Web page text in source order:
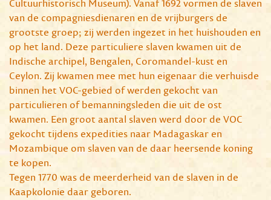
Cultuurhistorisch Museum). Vanaf 1692 vormen de slaven
van de compagniesdienaren en de vrijburgers de
grootste groep; zij werden ingezet in het huishouden en
op het land. Deze particuliere slaven kwamen uit de
Indische archipel, Bengalen, Coromandel-kust en
Ceylon. Zij kwamen mee met hun eigenaar die verhuisde
binnen het VOC-gebied of werden gekocht van
particulieren of bemanningsleden die uit de ost
kwamen. Een groot aantal slaven werd door de VOC
gekocht tijdens expedities naar Madagaskar en
Mozambique om slaven van de daar heersende koning
te kopen.
Tegen 1770 was de meerderheid van de slaven in de
Kaapkolonie daar geboren.